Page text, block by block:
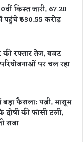
किस्त जारी, 67.20
₹630.55 करोड़
की रफ्तार तेज, बजट
पर चल रहा
बड़ा फैसला: पत्नी, मासूम
की फांसी टली,
सजा